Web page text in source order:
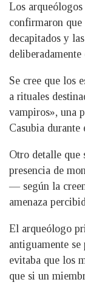
Los
confirmaron que
decapitados y
Se cree que los
a rituales
vampiros», una
Casubia
Otro detalle que
presencia de
— según la
amenaza
El arqueólogo
antiguamente se
evitaba que los
que si un